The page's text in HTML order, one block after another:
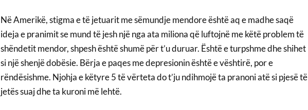
Në Amerikë, stigma e të jetuarit me sëmundje mendore është aq e madhe saqë
ideja e pranimit se mund të jesh një nga ata miliona që luftojnë me këtë problem të
shëndetit mendor, shpesh është shumë për t’u duruar. Është e turpshme dhe shihet
si një shenjë dobësie. Bërja e paqes me depresionin është e vështirë, por e
rëndësishme. Njohja e këtyre 5 të vërteta do t’ju ndihmojë ta pranoni atë si pjesë të
jetës suaj dhe ta kuroni më lehtë.